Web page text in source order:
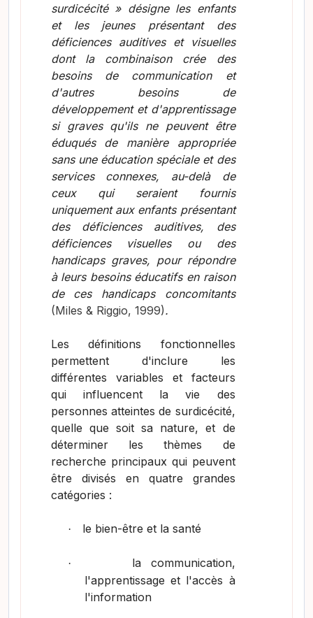
surdicécité » désigne les enfants
et les jeunes présentant des
déficiences auditives et visuelles
dont la combinaison crée des
besoins de communication et
d'autres besoins de
développement et d'apprentissage
si graves qu'ils ne peuvent être
éduqués de manière appropriée
sans une éducation spéciale et des
services connexes, au-delà de
ceux qui seraient fournis
uniquement aux enfants présentant
des déficiences auditives, des
déficiences visuelles ou des
handicaps graves, pour répondre
à leurs besoins éducatifs en raison
de ces handicaps concomitants
(Miles & Riggio, 1999).
Les définitions fonctionnelles
permettent d'inclure les
différentes variables et facteurs
qui influencent la vie des
personnes atteintes de surdicécité,
quelle que soit sa nature, et de
déterminer les thèmes de
recherche principaux qui peuvent
être divisés en quatre grandes
catégories :
· le bien-être et la santé
·
la communication,
l'apprentissage et l'accès à
l'information